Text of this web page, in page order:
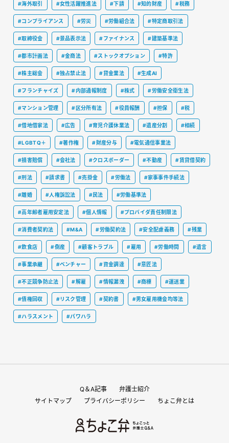
#海外取引 #女性活躍推進法 #下請 #知的財産 #税務
#コンプライアンス #労災 #労働組合法 #特定商取引法
#取締役会 #景品表示法 #ファイナンス #建築基準法
#都市計画法 #金商法 #ストックオプション #特許
#株主総会 #独占禁止法 #貸金業法 #生成AI
#フランチャイズ #内部通報制度 #株式 #労働安全衛生法
#マンション管理 #区分所有法 #役員報酬 #担保 #税
#借地借家法 #広告 #育児介護休業法 #遺産分割 #相続
#LGBTQ＋ #著作権 #財産分与 #電気通信事業法
#損害賠償 #会社法 #クロスボーダー #不動産 #賃貸借契約
#刑法 #請求書 #売掛金 #労働法 #家事事件手続法
#離婚 #人権訴訟法 #民法 #労働基準法
#高年齢者雇用安定法 #個人情報 #プロバイダ責任制限法
#消費者契約法 #M&A #労働契約法 #安全配慮義務 #残業
#飲食店 #倒産 #顧客トラブル #雇用 #労働時間 #遺言
#事業承継 #ベンチャー #資金調達 #意匠法
#不正競争防止法 #解雇 #情報漏洩 #商標 #運送業
#債権回収 #リスク管理 #契約書 #男女雇用機会均等法
#ハラスメント #パワハラ
Q＆A記事
弁護士紹介
サイトマップ
プライバシーポリシー ちょこ弁とは